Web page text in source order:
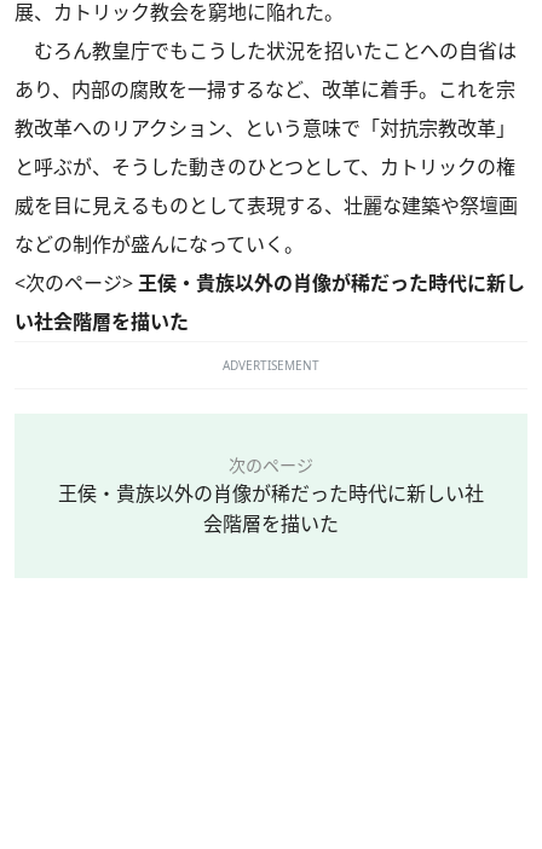
展、カトリック教会を窮地に陥れた。
むろん教皇庁でもこうした状況を招いたことへの自省は
あり、内部の腐敗を一掃するなど、改革に着手。これを宗
教改革へのリアクション、という意味で「対抗宗教改革」
と呼ぶが、そうした動きのひとつとして、カトリックの権
威を目に見えるものとして表現する、壮麗な建築や祭壇画
などの制作が盛んになっていく。
<次のページ>王侯・貴族以外の肖像が稀だった時代に新し
い社会階層を描いた
ADVERTISEMENT
次のページ
王侯・貴族以外の肖像が稀だった時代に新しい社
会階層を描いた